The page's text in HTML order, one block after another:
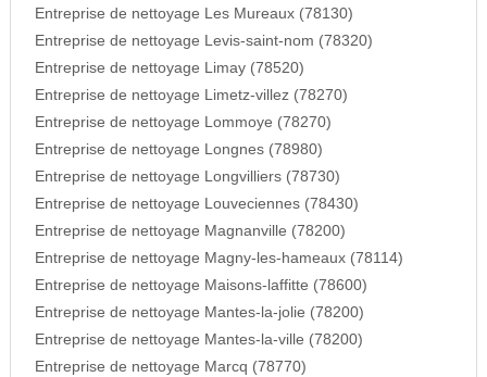
Entreprise de nettoyage Les Mureaux (78130)
Entreprise de nettoyage Levis-saint-nom (78320)
Entreprise de nettoyage Limay (78520)
Entreprise de nettoyage Limetz-villez (78270)
Entreprise de nettoyage Lommoye (78270)
Entreprise de nettoyage Longnes (78980)
Entreprise de nettoyage Longvilliers (78730)
Entreprise de nettoyage Louveciennes (78430)
Entreprise de nettoyage Magnanville (78200)
Entreprise de nettoyage Magny-les-hameaux (78114)
Entreprise de nettoyage Maisons-laffitte (78600)
Entreprise de nettoyage Mantes-la-jolie (78200)
Entreprise de nettoyage Mantes-la-ville (78200)
Entreprise de nettoyage Marcq (78770)